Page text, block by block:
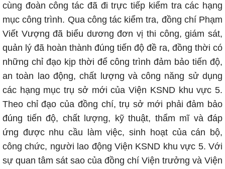
cùng đoàn công tác đã đi trực tiếp kiểm tra các hạng
mục công trình. Qua công tác kiểm tra, đồng chí Phạm
Viết Vượng đã biểu dương đơn vị thi công, giám sát,
quản lý đã hoàn thành đúng tiến độ đề ra, đồng thời có
những chỉ đạo kịp thời để công trình đảm bảo tiến độ,
an toàn lao động, chất lượng và công năng sử dụng
các hạng mục trụ sở mới của Viện KSND khu vực 5.
Theo chỉ đạo của đồng chí, trụ sở mới phải đảm bảo
đúng tiến độ, chất lượng, kỹ thuật, thẩm mĩ và đáp
ứng được nhu cầu làm việc, sinh hoạt của cán bộ,
công chức, người lao động Viện KSND khu vực 5. Với
sự quan tâm sát sao của đồng chí Viện trưởng và Viện